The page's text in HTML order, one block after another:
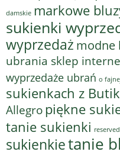
damskie markowe
sukienki
wyprzedaż modne
ubrania sklep
wyprzedaże ubrań o
sukienkach z Butik
Allegropiękne
tanie sukienki
sukienkietanie